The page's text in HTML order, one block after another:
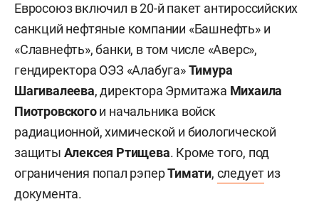
Евросоюз включил в 20-й пакет антироссийских
санкций нефтяные компании «Башнефть» и
«Славнефть», банки, в том числе «Аверс»,
гендиректора ОЭЗ «Алабуга»Тимура
Шагивалеева, директора Эрмитажа Михаила
Пиотровскогои начальника войск
радиационной, химической и биологической
защиты Алексея Ртищева. Кроме того, под
ограничения попал рэперТимати, следует из
документа.